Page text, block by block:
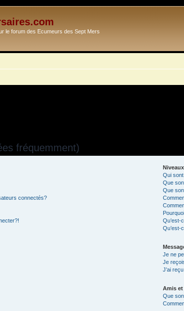
le forum des Ecumeurs des Sept Mers
fréquemment)
connectés?
Qui
Que
Que
Qu’est-
Qu’est-
Je ne
Je
J’ai
Amis
Que